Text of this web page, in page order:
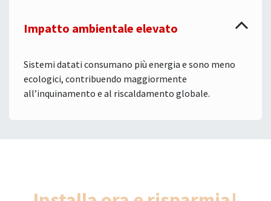
Impatto ambientale elevato
Sistemi datati consumano più energia e sono meno
ecologici, contribuendo maggiormente
all’inquinamento e al riscaldamento globale.